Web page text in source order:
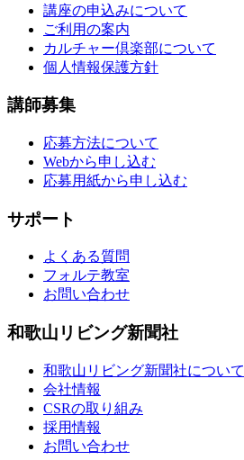
講座の申込みについて
ご利用の案内
カルチャー倶楽部について
個人情報保護方針
講師募集
応募方法について
Webから申し込む
応募用紙から申し込む
サポート
よくある質問
フォルテ教室
お問い合わせ
和歌山リビング新聞社
和歌山リビング新聞社について
会社情報
CSRの取り組み
採用情報
お問い合わせ